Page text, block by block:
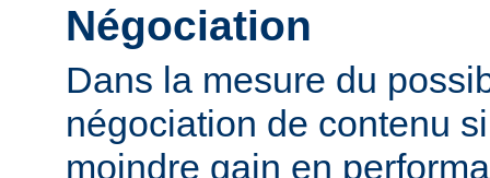
Négociation
Dans la mesure du
négociation de contenu
moindre gain en